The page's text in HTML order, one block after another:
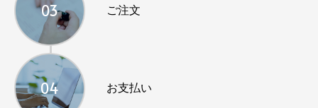
03 ご注文
04 お支払い